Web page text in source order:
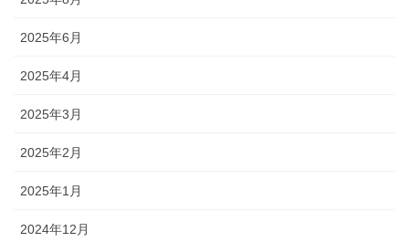
2025年6月
2025年4月
2025年3月
2025年2月
2025年1月
2024年12月